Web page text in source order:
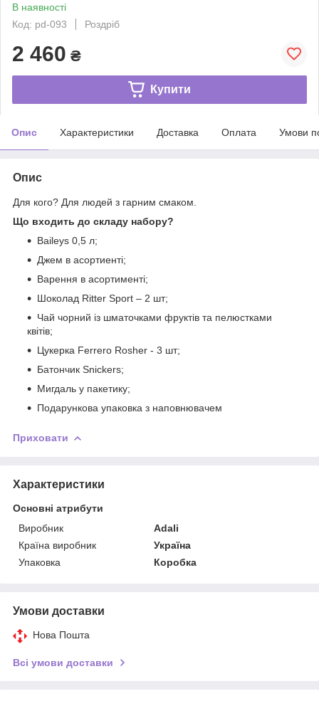
В наявності
Код: pd-093
Роздріб
2 460 ₴
Купити
Опис Характеристики Доставка Оплата Умови
Опис
Для кого? Для людей з гарним смаком.
Що входить до складу набору?
Baileys 0,5 л;
Джем в асортиенті;
Варення в асортименті;
Шоколад Ritter Sport – 2 шт;
Чай чорний із шматочками фруктів та пелюстками
квітів;
Цукерка Ferrero Rosher - 3 шт;
Батончик Snickers;
Мигдаль у пакетику;
Подарункова упаковка з наповнювачем
Приховати
Характеристики
Основні атрибути
Виробник
Adali
Країна виробник
Україна
Упаковка
Коробка
Умови доставки
Нова Пошта
Всі умови доставки